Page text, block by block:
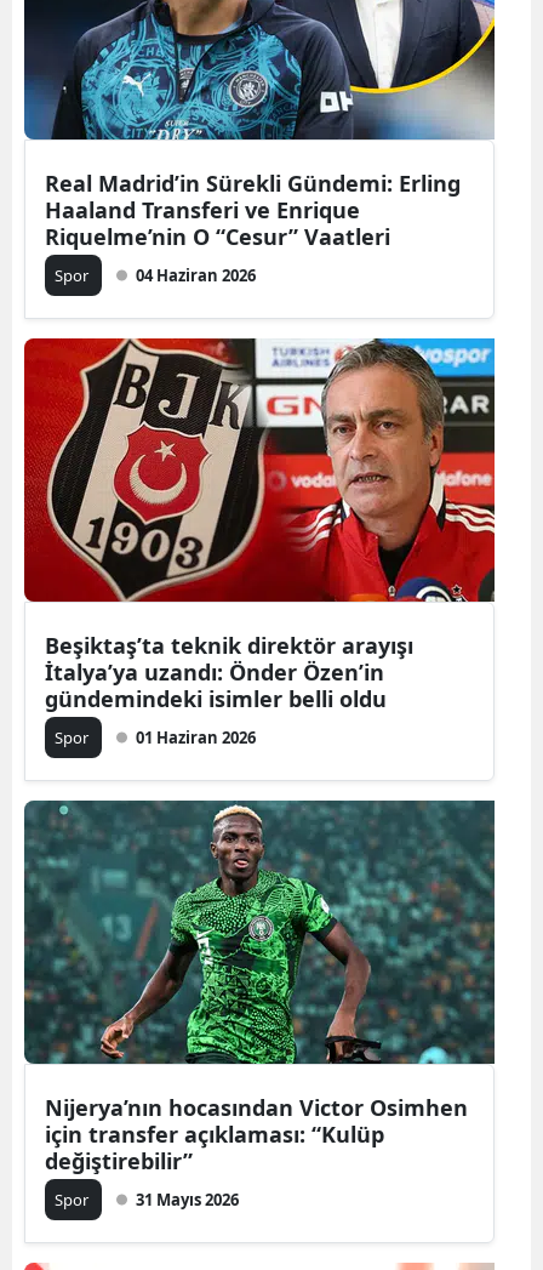
Real Madrid’in Sürekli Gündemi: Erling
Haaland Transferi ve Enrique
Riquelme’nin O “Cesur” Vaatleri
Spor 04 Haziran 2026
Beşiktaş’ta teknik direktör arayışı
İtalya’ya uzandı: Önder Özen’in
gündemindeki isimler belli oldu
Spor 01 Haziran 2026
Nijerya’nın hocasından Victor Osimhen
için transfer açıklaması: “Kulüp
değiştirebilir”
Spor 31 Mayıs 2026